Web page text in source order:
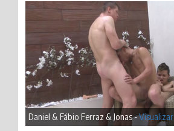
Daniel & Fábio Ferraz & Jonas -Visualizar